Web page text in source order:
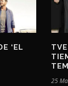
‘EL
25